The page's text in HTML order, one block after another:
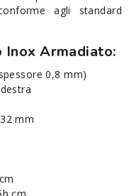
agli standard
Armadiato:
0,8 mm)
mm